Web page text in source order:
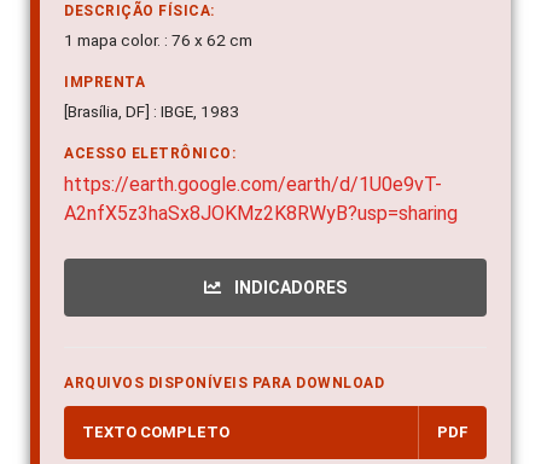
DESCRIÇÃO FÍSICA:
1 mapa color. : 76 x 62 cm
IMPRENTA
[Brasília, DF] : IBGE, 1983
ACESSO ELETRÔNICO:
https://earth.google.com/earth/d/1U0e9vT-
A2nfX5z3haSx8JOKMz2K8RWyB?usp=sharing
INDICADORES
ARQUIVOS DISPONÍVEIS PARA DOWNLOAD
TEXTO COMPLETO PDF